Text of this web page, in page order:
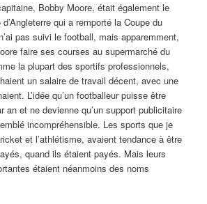
Bobby Moore, était également le
qui a remporté la Coupe du
pas suivi le football, mais apparemment,
faire ses courses au supermarché du
la plupart des sportifs professionnels,
un salaire de travail décent, avec une
L’idée qu’un footballeur puisse être
an et ne devienne qu’un support publicitaire
incompréhensible. Les sports que je
et l’athlétisme, avaient tendance à être
quand ils étaient payés. Mais leurs
étaient néanmoins des noms